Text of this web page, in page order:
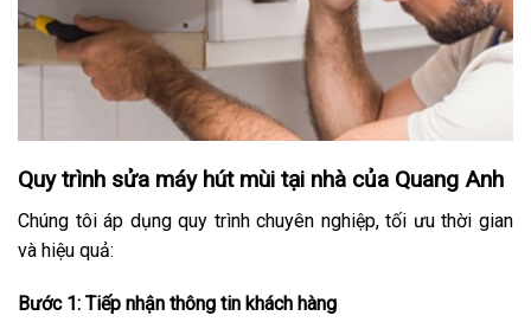
Quy trình sửa máy hút mùi tại nhà của Quang Anh
Chúng tôi áp dụng quy trình chuyên nghiệp, tối ưu thời gian
và hiệu quả:
Bước 1: Tiếp nhận thông tin khách hàng